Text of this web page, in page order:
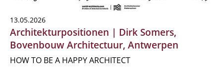
13.05.2026
Architekturpositionen | Dirk Somers,
Bovenbouw Architectuur, Antwerpen
HOW TO BE A HAPPY ARCHITECT